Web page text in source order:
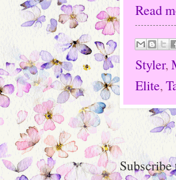
Read
Styler,
Elite,